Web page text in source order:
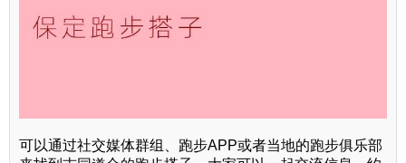
可以通过社交媒体群组、跑步APP或者当地的跑步俱乐部